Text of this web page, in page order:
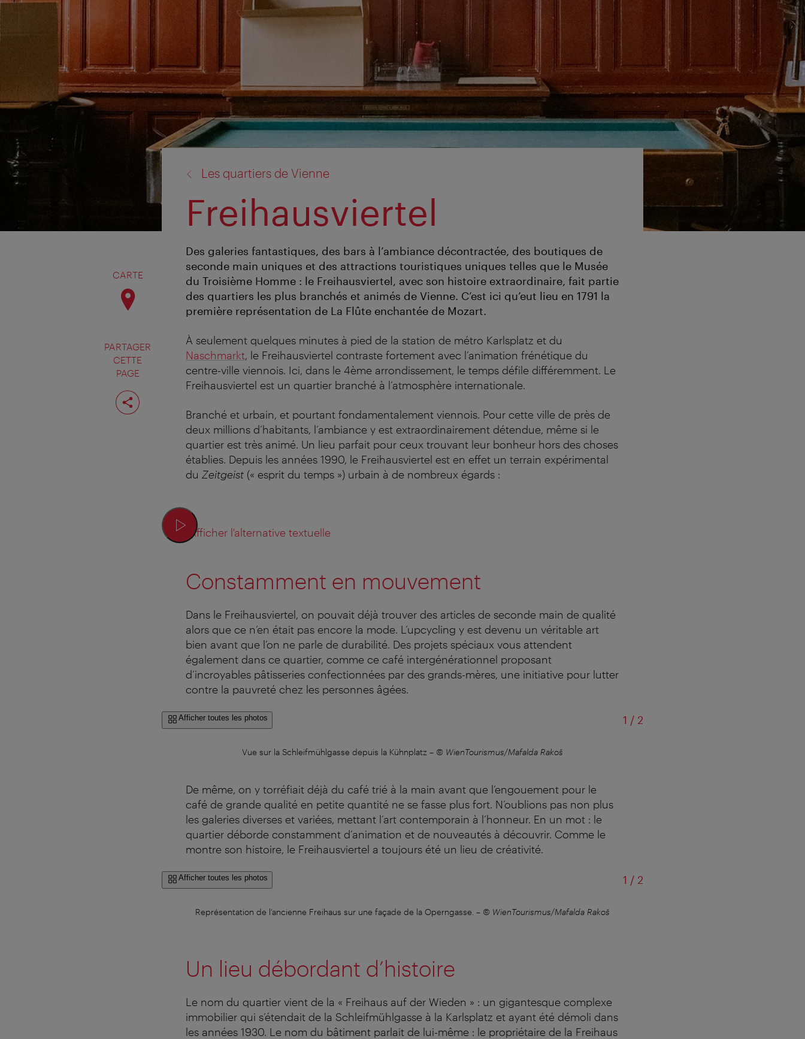
CARTE
PARTAGER
CETTE
PAGE
Partager
cette
page
Les quartiers de Vienne
Freihausviertel
Des galeries fantastiques, des bars à l’ambiance décontractée, des boutiques de
seconde main uniques et des attractions touristiques uniques telles que le Musée
du Troisième Homme : le Freihausviertel, avec son histoire extraordinaire, fait partie
des quartiers les plus branchés et animés de Vienne. C’est ici qu’eut lieu en 1791 la
première représentation de La Flûte enchantée de Mozart.
À seulement quelques minutes à pied de la station de métro Karlsplatz et du
Naschmarkt, le Freihausviertel contraste fortement avec l’animation frénétique du
centre-ville viennois. Ici, dans le 4ème arrondissement, le temps défile différemment. Le
Freihausviertel est un quartier branché à l’atmosphère internationale.
Branché et urbain, et pourtant fondamentalement viennois. Pour cette ville de près de
deux millions d’habitants, l’ambiance y est extraordinairement détendue, même si le
quartier est très animé. Un lieu parfait pour ceux trouvant leur bonheur hors des choses
établies. Depuis les années 1990, le Freihausviertel est en effet un terrain expérimental
du Zeitgeist (« esprit du temps ») urbain à de nombreux égards :
Afficher l'alternative textuelle
Constamment en mouvement
Dans le Freihausviertel, on pouvait déjà trouver des articles de seconde main de qualité
alors que ce n’en était pas encore la mode. L’upcycling y est devenu un véritable art
bien avant que l’on ne parle de durabilité. Des projets spéciaux vous attendent
également dans ce quartier, comme ce café intergénérationnel proposant
d’incroyables pâtisseries confectionnées par des grands-mères, une initiative pour lutter
contre la pauvreté chez les personnes âgées.
Afficher toutes les photos 1 /sur
2
Vue sur la Schleifmühlgasse depuis la Kühnplatz – © WienTourismus/Mafalda Rakoš
De même, on y torréfiait déjà du café trié à la main avant que l’engouement pour le
café de grande qualité en petite quantité ne se fasse plus fort. N’oublions pas non plus
les galeries diverses et variées, mettant l’art contemporain à l’honneur. En un mot : le
quartier déborde constamment d’animation et de nouveautés à découvrir. Comme le
montre son histoire, le Freihausviertel a toujours été un lieu de créativité.
Afficher toutes les photos 1 /sur
2
Représentation de l’ancienne Freihaus sur une façade de la Operngasse. – © WienTourismus/Mafalda Rakoš
Un lieu débordant d’histoire
Le nom du quartier vient de la « Freihaus auf der Wieden » : un gigantesque complexe
immobilier qui s’étendait de la Schleifmühlgasse à la Karlsplatz et ayant été démoli dans
les années 1930. Le nom du bâtiment parlait de lui-même : le propriétaire de la Freihaus